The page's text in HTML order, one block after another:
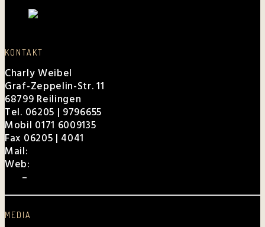
KONTAKT
Charly Weibel
Graf-Zeppelin-Str. 11
68799 Reilingen
Tel. 06205 | 9796655
Mobil 0171 6009135
Fax 06205 | 4041
Mail:
Web:
–
MEDIA